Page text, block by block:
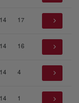
14 17
14 16
14 4
14 1